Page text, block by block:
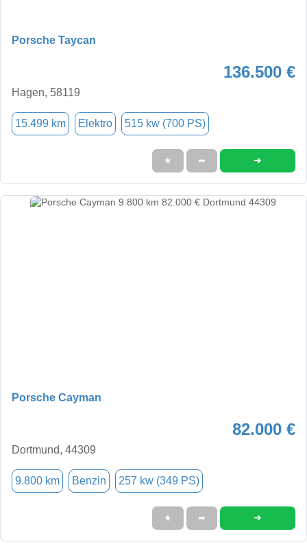
Porsche Taycan
136.500 €
Hagen, 58119
15.499 km Elektro 515 kw (700 PS)
★ ➦ ➜
Porsche Cayman
82.000 €
Dortmund, 44309
9.800 km Benzin 257 kw (349 PS)
★ ➦ ➜